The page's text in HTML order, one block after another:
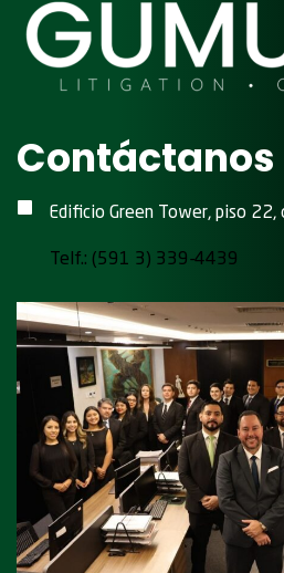
Contáctanos
Edificio Green Tower, piso
Telf.: (591 3) 339-4439